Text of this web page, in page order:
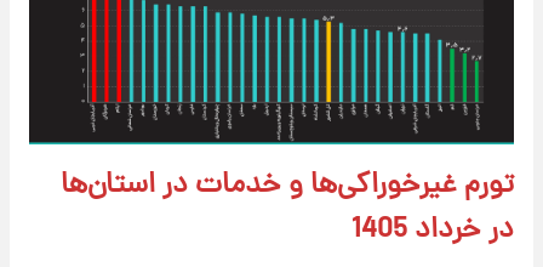
تورم غیرخوراکی‌ها و خدمات در استان‌ها
در خرداد 1405